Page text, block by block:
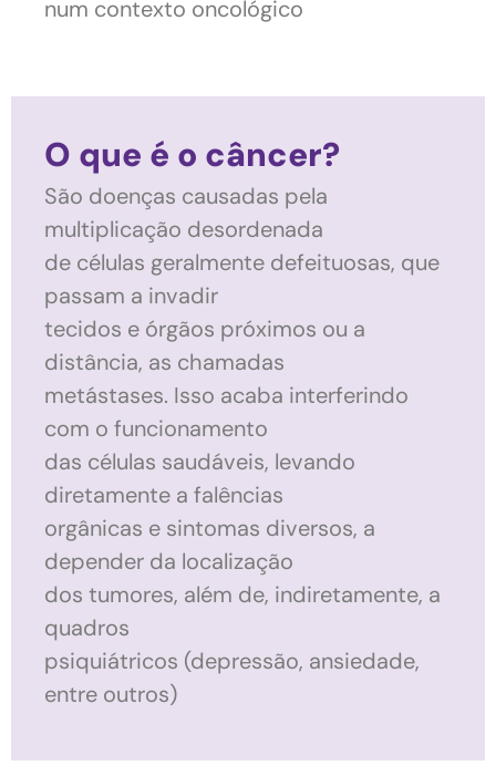
num contexto oncológico
O que é o câncer?
São doenças causadas pela
multiplicação desordenada
de células geralmente defeituosas, que
passam a invadir
tecidos e órgãos próximos ou a
distância, as chamadas
metástases. Isso acaba interferindo
com o funcionamento
das células saudáveis, levando
diretamente a falências
orgânicas e sintomas diversos, a
depender da localização
dos tumores, além de, indiretamente, a
quadros
psiquiátricos (depressão, ansiedade,
entre outros)